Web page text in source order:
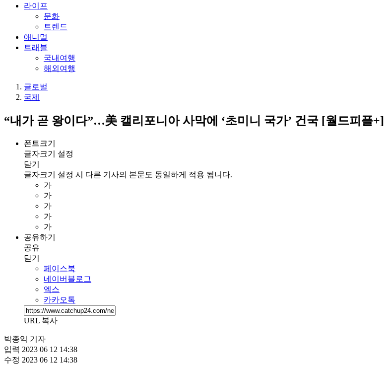
라이프
문화
트렌드
애니멀
트래블
국내여행
해외여행
글로벌
국제
“내가 곧 왕이다”…美 캘리포니아 사막에 ‘초미니 국가’ 건국 [월드피플+]
폰트크기
글자크기 설정
닫기
글자크기 설정 시 다른 기사의 본문도 동일하게 적용 됩니다.
가
가
가
가
가
공유하기
공유
닫기
페이스북
네이버블로그
엑스
카카오톡
URL 복사
박종익 기자
입력 2023 06 12 14:38
수정 2023 06 12 14:38